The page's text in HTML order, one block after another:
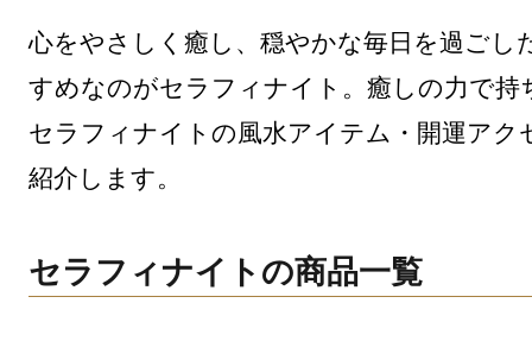
心をやさしく癒し、穏やかな毎日を過ごし
すめなのがセラフィナイト。癒しの力で持
セラフィナイトの風水アイテム・開運アク
紹介します。
セラフィナイトの商品一覧